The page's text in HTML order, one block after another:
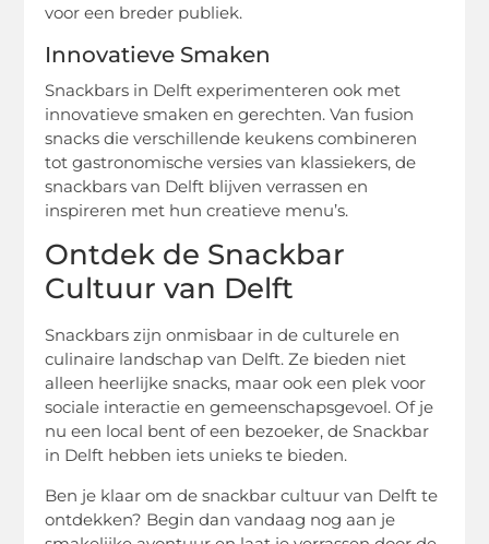
voor een breder publiek.
Innovatieve Smaken
Snackbars in Delft experimenteren ook met
innovatieve smaken en gerechten. Van fusion
snacks die verschillende keukens combineren
tot gastronomische versies van klassiekers, de
snackbars van Delft blijven verrassen en
inspireren met hun creatieve menu’s.
Ontdek de Snackbar
Cultuur van Delft
Snackbars zijn onmisbaar in de culturele en
culinaire landschap van Delft. Ze bieden niet
alleen heerlijke snacks, maar ook een plek voor
sociale interactie en gemeenschapsgevoel. Of je
nu een local bent of een bezoeker, de Snackbar
in Delft hebben iets unieks te bieden.
Ben je klaar om de snackbar cultuur van Delft te
ontdekken? Begin dan vandaag nog aan je